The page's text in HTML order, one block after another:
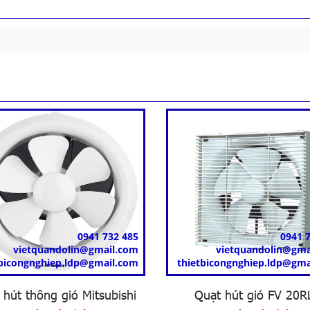
0941 732 485
vietquandolin@gmail.com
hút thông gió Mitsubishi
0941
Quạt hút gió FV